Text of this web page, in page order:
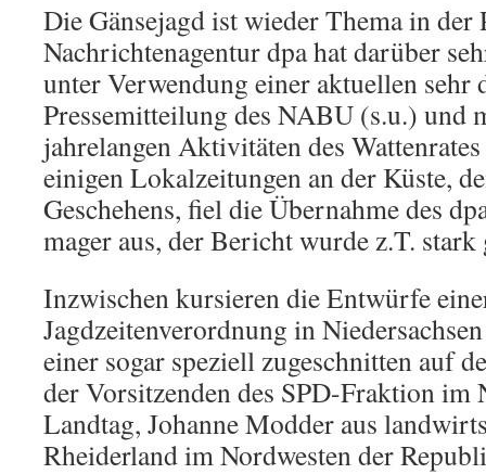
Die Gänsejagd ist wieder Thema in der
Nachrichtenagentur dpa hat darüber
unter Verwendung einer aktuellen sehr
Pressemitteilung des NABU (s.u.) und
jahrelangen Aktivitäten des
einigen Lokalzeitungen an der Küste,
Geschehens, fiel die Übernahme des
mager aus, der Bericht wurde z.T.
Inzwischen kursieren die Entwürfe
Jagdzeitenverordnung in
einer sogar speziell zugeschnitten auf
der Vorsitzenden des SPD-Fraktion im
Landtag, Johanne Modder aus
Rheiderland im Nordwesten der